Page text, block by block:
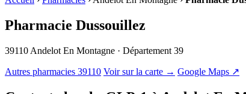
Pharmacie Dussouillez
39110 Andelot En Montagne · Département 39
Autres pharmacies 39110 Voir sur la carte → Google Maps ↗